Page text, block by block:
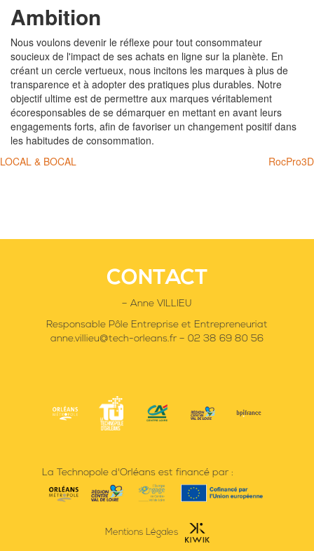
Ambition
Nous voulons devenir le réflexe pour tout consommateur
soucieux de l'impact de ses achats en ligne sur la planète. En
créant un cercle vertueux, nous incitons les marques à plus de
transparence et à adopter des pratiques plus durables. Notre
objectif ultime est de permettre aux marques véritablement
écoresponsables de se démarquer en mettant en avant leurs
engagements forts, afin de favoriser un changement positif dans
les habitudes de consommation.
Navigation
LOCAL & BOCAL RocPro3D
CONTACT
– Anne VILLIEU
Responsable Pôle Entreprise et Entrepreneuriat
anne.villieu@tech-orleans.fr – 02 38 69 80 56
La Technopole d'Orléans est financé par :
Mentions Légales